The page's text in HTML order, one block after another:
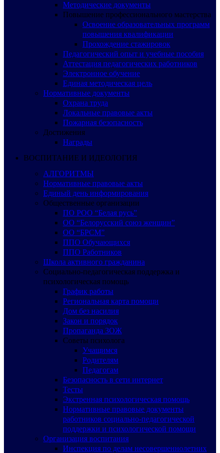
Методические документы
Повышение профессионального мастерства
Освоение образовательных программ
повышения квалификации
Прохождение стажировок
Педагогический опыт и учебные пособия
Аттестация педагогических работников
Электронное обучение
Единая методическая цель
Нормативные документы
Охрана труда
Локальные правовые акты
Пожарная безопасность
Достижения
Награды
ВОСПИТАНИЕ И ИДЕОЛОГИЯ
АЛГОРИТМЫ
Нормативные правовые акты
Единый день информирования
Общественные организации
ПО РОО “Белая русь”
ОО “Белорусский союз женщин”
ОО “БРСМ”
ППО Обучающихся
ППО Работников
Школа активного гражданина
Социально-педагогическая поддержка и
психологическая помощь
График работы
Региональная карта помощи
Дом без насилия
Закон и порядок
Пропаганда ЗОЖ
Советы психолога
Учащимся
Родителям
Педагогам
Безопасность в сети интернет
Тесты
Экстренная психологическая помощь
Нормативные правовые документы
работников социально-педагогической
поддержки и психологической помощи
Организация воспитания
Инспекция по делам несовершеннолетних